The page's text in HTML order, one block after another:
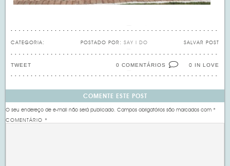
CATEGORIA: SALVAR POST
POSTADO POR: SAY I DO
0 IN LOVE
0 COMENTÁRIOS
TWEET
COMENTE ESTE POST
O seu endereço de e-mail não será publicado. Campos obrigatórios são marcados com*
COMENTÁRIO*